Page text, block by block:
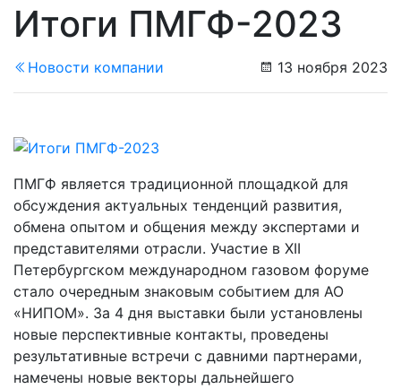
Итоги ПМГФ-2023
Новости компании 13 ноября 2023
ПМГФ является традиционной площадкой для
обсуждения актуальных тенденций развития,
обмена опытом и общения между экспертами и
представителями отрасли. Участие в XII
Петербургском международном газовом форуме
стало очередным знаковым событием для АО
«НИПОМ». За 4 дня выставки были установлены
новые перспективные контакты, проведены
результативные встречи с давними партнерами,
намечены новые векторы дальнейшего